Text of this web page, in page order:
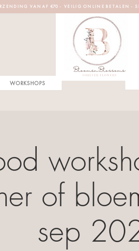
R Z E N D I N G V A N A F €70 - V E I L I G O N L I N E B E T A L E N - S
WORKSHOPS
of
sep